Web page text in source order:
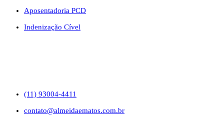
Aposentadoria PCD
Indenização Cível
(11) 93004-4411
contato@almeidaematos.com.br